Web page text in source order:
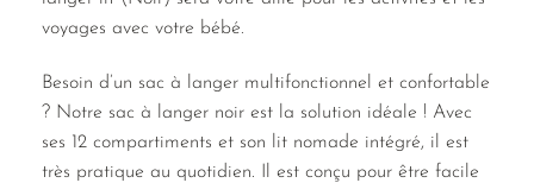
voyages avec votre bébé.
Besoin d’un sac à langer multifonctionnel et confortable
? Notre sac à langer noir est la solution idéale ! Avec
ses 12 compartiments et son lit nomade intégré, il est
très pratique au quotidien. Il est conçu pour être facile